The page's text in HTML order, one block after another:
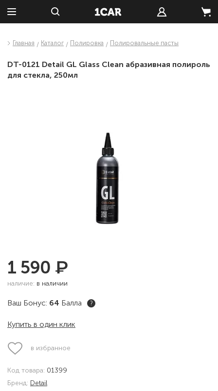
Главная Каталог Полировка Полировальные пасты
DT-0121 Detail GL Glass Clean абразивная полироль
для стекла, 250мл
1 590 ₽
наличие: в наличии
Ваш Бонус: 64 Балла ?
Купить в один клик
в избранное
Код товара: 01399
Бренд: Detail